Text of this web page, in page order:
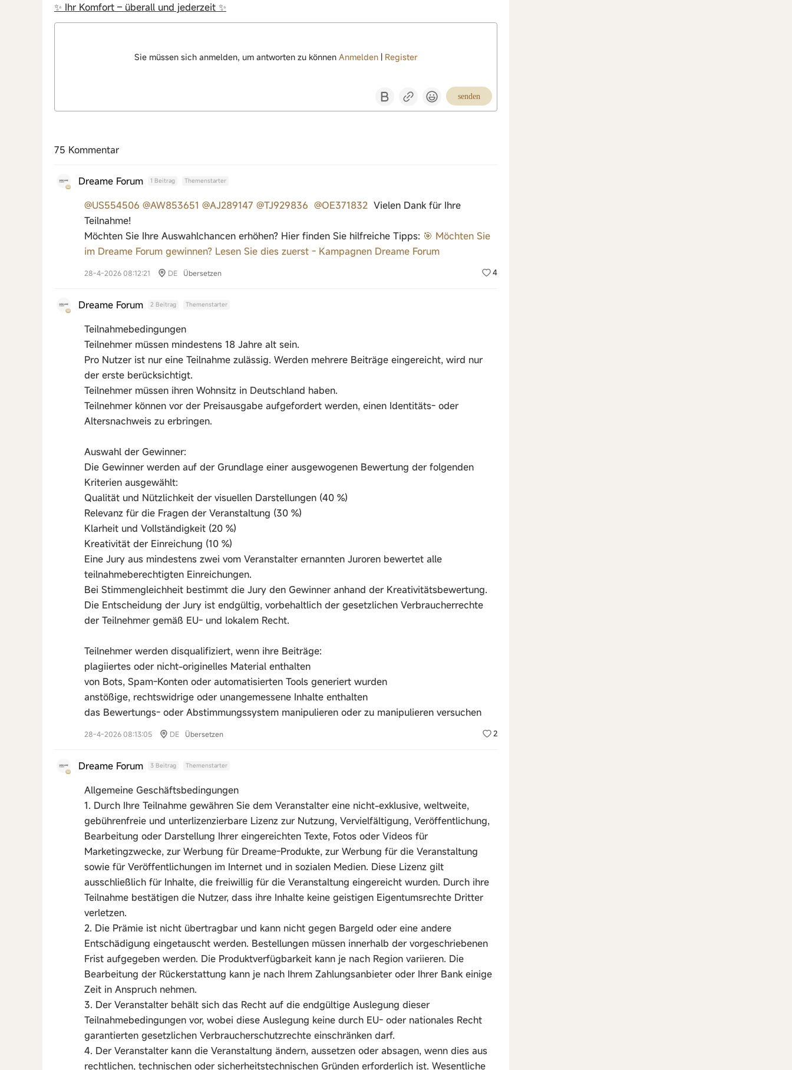
✨ Ihr Komfort – überall und jederzeit ✨
Sie müssen sich anmelden, um antworten zu können Anmelden | Register
senden
75 Kommentar
Dreame Forum 1 Beitrag Themenstarter
@US554506 @AW853651 @AJ289147 @TJ929836 @OE371832 Vielen Dank für Ihre
Teilnahme!
Möchten Sie Ihre Auswahlchancen erhöhen? Hier finden Sie hilfreiche Tipps: 🎯 Möchten Sie
im Dreame Forum gewinnen? Lesen Sie dies zuerst - Kampagnen Dreame Forum
4
28-4-2026 08:12:21 DE Übersetzen
Dreame Forum 2 Beitrag Themenstarter
Teilnahmebedingungen
Teilnehmer müssen mindestens 18 Jahre alt sein.
Pro Nutzer ist nur eine Teilnahme zulässig. Werden mehrere Beiträge eingereicht, wird nur
der erste berücksichtigt.
Teilnehmer müssen ihren Wohnsitz in Deutschland haben.
Teilnehmer können vor der Preisausgabe aufgefordert werden, einen Identitäts- oder
Altersnachweis zu erbringen.
Auswahl der Gewinner:
Die Gewinner werden auf der Grundlage einer ausgewogenen Bewertung der folgenden
Kriterien ausgewählt:
Qualität und Nützlichkeit der visuellen Darstellungen (40 %)
Relevanz für die Fragen der Veranstaltung (30 %)
Klarheit und Vollständigkeit (20 %)
Kreativität der Einreichung (10 %)
Eine Jury aus mindestens zwei vom Veranstalter ernannten Juroren bewertet alle
teilnahmeberechtigten Einreichungen.
Bei Stimmengleichheit bestimmt die Jury den Gewinner anhand der Kreativitätsbewertung.
Die Entscheidung der Jury ist endgültig, vorbehaltlich der gesetzlichen Verbraucherrechte
der Teilnehmer gemäß EU- und lokalem Recht.
Teilnehmer werden disqualifiziert, wenn ihre Beiträge:
plagiiertes oder nicht-originelles Material enthalten
von Bots, Spam-Konten oder automatisierten Tools generiert wurden
anstößige, rechtswidrige oder unangemessene Inhalte enthalten
das Bewertungs- oder Abstimmungssystem manipulieren oder zu manipulieren versuchen
2
28-4-2026 08:13:05 DE Übersetzen
Dreame Forum 3 Beitrag Themenstarter
Allgemeine Geschäftsbedingungen
1. Durch Ihre Teilnahme gewähren Sie dem Veranstalter eine nicht-exklusive, weltweite,
gebührenfreie und unterlizenzierbare Lizenz zur Nutzung, Vervielfältigung, Veröffentlichung,
Bearbeitung oder Darstellung Ihrer eingereichten Texte, Fotos oder Videos für
Marketingzwecke, zur Werbung für Dreame-Produkte, zur Werbung für die Veranstaltung
sowie für Veröffentlichungen im Internet und in sozialen Medien. Diese Lizenz gilt
ausschließlich für Inhalte, die freiwillig für die Veranstaltung eingereicht wurden. Durch ihre
Teilnahme bestätigen die Nutzer, dass ihre Inhalte keine geistigen Eigentumsrechte Dritter
verletzen.
2. Die Prämie ist nicht übertragbar und kann nicht gegen Bargeld oder eine andere
Entschädigung eingetauscht werden. Bestellungen müssen innerhalb der vorgeschriebenen
Frist aufgegeben werden. Die Produktverfügbarkeit kann je nach Region variieren. Die
Bearbeitung der Rückerstattung kann je nach Ihrem Zahlungsanbieter oder Ihrer Bank einige
Zeit in Anspruch nehmen.
3. Der Veranstalter behält sich das Recht auf die endgültige Auslegung dieser
Teilnahmebedingungen vor, wobei diese Auslegung keine durch EU- oder nationales Recht
garantierten gesetzlichen Verbraucherschutzrechte einschränken darf.
4. Der Veranstalter kann die Veranstaltung ändern, aussetzen oder absagen, wenn dies aus
rechtlichen, technischen oder sicherheitstechnischen Gründen erforderlich ist. Wesentliche